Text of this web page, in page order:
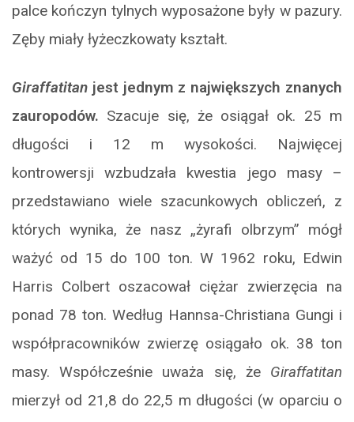
palce kończyn tylnych wyposażone były w pazury.
Zęby miały łyżeczkowaty kształt.
Giraffatitan jest jednym z największych znanych
zauropodów. Szacuje się, że osiągał ok. 25 m
długości i 12 m wysokości. Najwięcej
kontrowersji wzbudzała kwestia jego masy –
przedstawiano wiele szacunkowych obliczeń, z
których wynika, że nasz „żyrafi olbrzym” mógł
ważyć od 15 do 100 ton. W 1962 roku, Edwin
Harris Colbert oszacował ciężar zwierzęcia na
ponad 78 ton. Według Hannsa-Christiana Gungi i
współpracowników zwierzę osiągało ok. 38 ton
masy. Współcześnie uważa się, że Giraffatitan
mierzył od 21,8 do 22,5 m długości (w oparciu o